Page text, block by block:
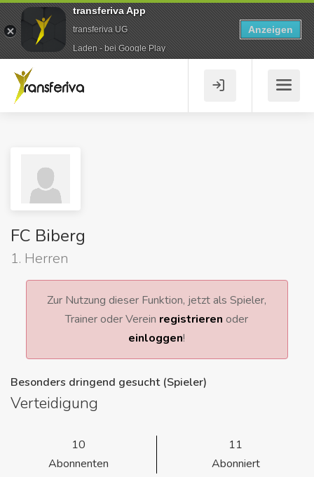
FC Biberg
1. Herren
Zur Nutzung dieser Funktion, jetzt als Spieler,
Trainer oder Verein registrieren oder
einloggen!
Besonders dringend gesucht (Spieler)
Verteidigung
10
Abonnenten
11
Abonniert
transferiva App
transferiva UG
Laden - bei Google Play
Anzeigen